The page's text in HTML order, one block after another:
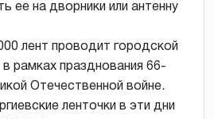
ее на дворники или антенну
лент проводит городской
рамках празднования 66-
Отечественной войне.
ленточки в эти дни